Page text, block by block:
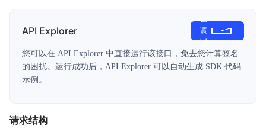
API Explorer
调
试
您可以在 API Explorer 中直接运行该接口，免去您计算签名
的困扰。运行成功后，API Explorer 可以自动生成 SDK 代码
示例。
请求结构